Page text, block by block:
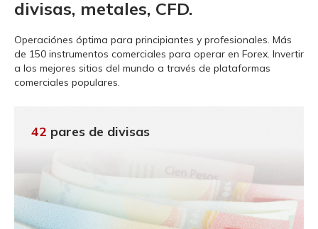
divisas, metales, CFD.
Operaciónes óptima para principiantes y profesionales. Más
de 150 instrumentos comerciales para operar en Forex. Invertir
a los mejores sitios del mundo a través de plataformas
comerciales populares.
42 pares de divisas